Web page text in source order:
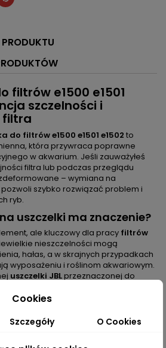
filtrów e1500 e1501
szczelności i
filtra
do filtrów e1500 e1501 e1502 to
która przywraca poprawne
w akwarium. Jeśli zauważyłeś
filtra lub podczas przeglądu
– wymiana na
szybko rozwiązać problem i
ryb.
uszczelki ma znaczenie?
ale kluczowy dla pracy filtrów
nieszczelności mogą
hałas, a w skrajnych przypadkach
wyposażeniu i roślinom akwariowym.
uszczelki JBLprzeznaczonej do
– eliminuje przecieki i przywraca
Cookies
Szczegóły O Cookies